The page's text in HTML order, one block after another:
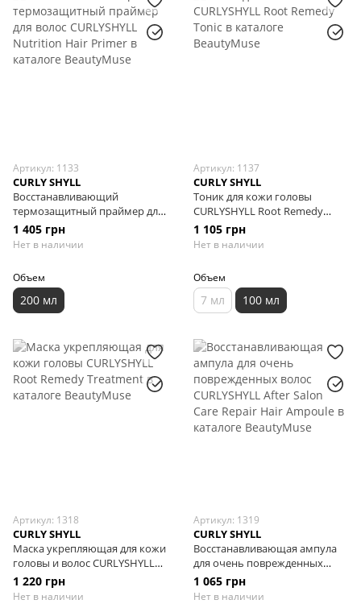
Артикул: 1133
CURLY SHYLL
Восстанавливающий
термозащитный праймер для
волос CURLYSHYLL Nutrition
Hair Primer, 200 мл
1 405 грн
Нет в наличии
Объем
200 мл
Артикул: 1137
CURLY SHYLL
Тоник для кожи головы
CURLYSHYLL Root Remedy
Tonic, 100 мл
1 105 грн
Нет в наличии
Объем
7 мл 100 мл
Артикул: 1318
CURLY SHYLL
Маска укрепляющая для кожи
головы и волос CURLYSHYLL
Root Remedy Treatment, 250
мл
1 220 грн
Нет в наличии
Артикул: 1319
CURLY SHYLL
Восстанавливающая ампула
для очень поврежденных
волос CURLYSHYLL After Salon
Care Repair Hair Ampoule, 100
1 065 грн
Нет в наличии